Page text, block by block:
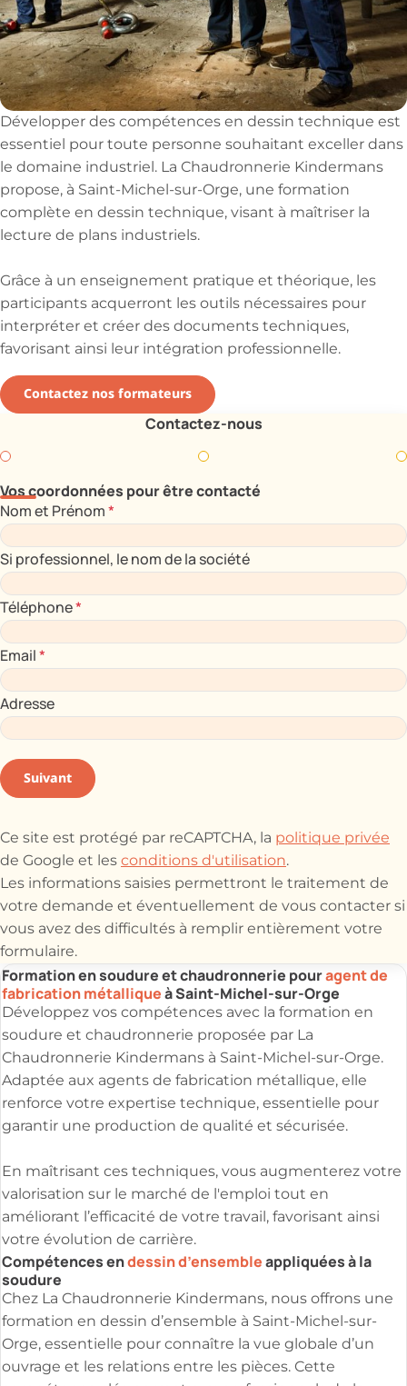
Développer des compétences en dessin technique est
essentiel pour toute personne souhaitant exceller dans
le domaine industriel. La Chaudronnerie Kindermans
propose, à Saint-Michel-sur-Orge, une formation
complète en dessin technique, visant à maîtriser la
lecture de plans industriels.
Grâce à un enseignement pratique et théorique, les
participants acquerront les outils nécessaires pour
interpréter et créer des documents techniques,
favorisant ainsi leur intégration professionnelle.
Contactez nos formateurs
Vos coordonnées pour être contacté
Nom et Prénom*
Si professionnel, le nom de la société
Téléphone*
Email*
Adresse
Suivant
Ce site est protégé par reCAPTCHA, la politique privée
de Google et lesconditions d'utilisation.
Les informations saisies permettront le traitement de
votre demande et éventuellement de vous contacter si
vous avez des difficultés à remplir entièrement votre
formulaire.
Contactez-nous
Formation en soudure et chaudronnerie pouragent de
fabrication métalliqueà Saint-Michel-sur-Orge
Développez vos compétences avec la formation en
soudure et chaudronnerie proposée par La
Chaudronnerie Kindermans à Saint-Michel-sur-Orge.
Adaptée aux agents de fabrication métallique, elle
renforce votre expertise technique, essentielle pour
garantir une production de qualité et sécurisée.
En maîtrisant ces techniques, vous augmenterez votre
valorisation sur le marché de l'emploi tout en
améliorant l’efficacité de votre travail, favorisant ainsi
votre évolution de carrière.
Compétences endessin d’ensembleappliquées à la
soudure
Chez La Chaudronnerie Kindermans, nous offrons une
formation en dessin d’ensemble à Saint-Michel-sur-
Orge, essentielle pour connaître la vue globale d’un
ouvrage et les relations entre les pièces. Cette